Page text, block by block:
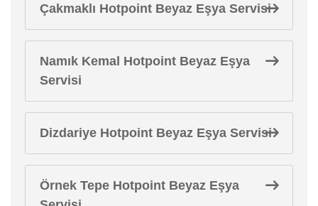
Çakmaklı Hotpoint Beyaz Eşya Servisi
Namık Kemal Hotpoint Beyaz Eşya
Servisi
Dizdariye Hotpoint Beyaz Eşya Servisi
Örnek Tepe Hotpoint Beyaz Eşya